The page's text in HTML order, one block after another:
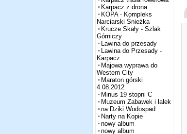
Karpacz z drona
KOPA - Kompleks
Narciarski Śnieżka
Krucze Skały - Szlak
Górniczy
Lawina do przesady
Lawina do Przesady -
Karpacz
Majowa wyprawa do
Western City
Maraton górski
4.08.2012
Minus 19 stopni C
Muzeum Zabawek i lalek
na Dziki Wodospad
Narty na Kopie
nowy album
nowy album